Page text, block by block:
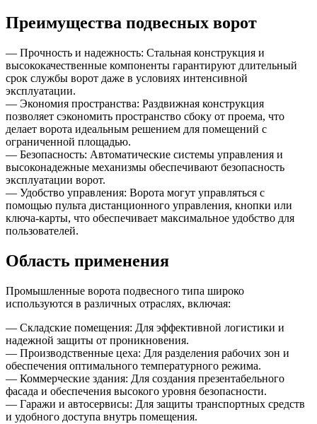
Преимущества подвесных ворот
— Прочность и надежность: Стальная конструкция и
высококачественные компоненты гарантируют длительный
срок службы ворот даже в условиях интенсивной
эксплуатации.
— Экономия пространства: Раздвижная конструкция
позволяет сэкономить пространство сбоку от проема, что
делает ворота идеальным решением для помещений с
ограниченной площадью.
— Безопасность: Автоматические системы управления и
высоконадежные механизмы обеспечивают безопасность
эксплуатации ворот.
— Удобство управления: Ворота могут управляться с
помощью пульта дистанционного управления, кнопки или
ключа-карты, что обеспечивает максимальное удобство для
пользователей.
Область применения
Промышленные ворота подвесного типа широко
используются в различных отраслях, включая:
— Складские помещения: Для эффективной логистики и
надежной защиты от проникновения.
— Производственные цеха: Для разделения рабочих зон и
обеспечения оптимального температурного режима.
— Коммерческие здания: Для создания презентабельного
фасада и обеспечения высокого уровня безопасности.
— Гаражи и автосервисы: Для защиты транспортных средств
и удобного доступа внутрь помещения.